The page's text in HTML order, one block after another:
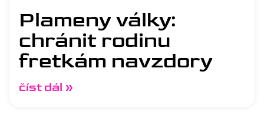
Plameny války:
chránit rodinu
fretkám navzdory
číst dál »